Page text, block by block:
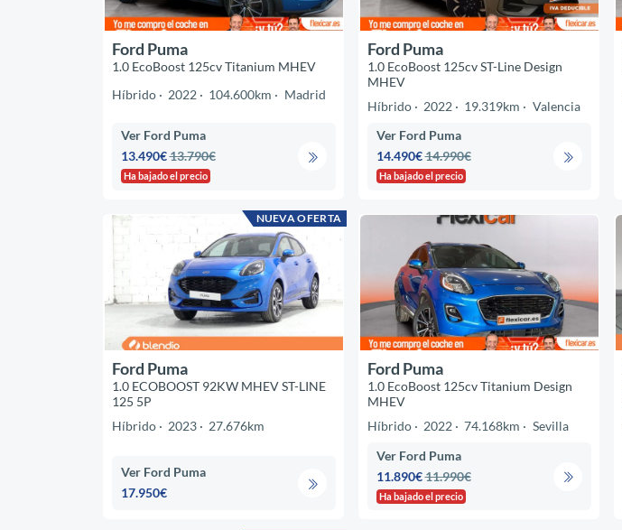
Ford Puma
1.0 EcoBoost 125cv Titanium MHEV
Híbrido
2022 104.600km Madrid
Ver Ford Puma
13.490€13.790€
Ha bajado el precio
Ford Puma
1.0 EcoBoost 125cv ST-Line Design
MHEV
Híbrido
2022 19.319km
Valencia
Ver Ford Puma
14.490€14.990€
Ha bajado el precio
NUEVA OFERTA
Ford Puma
1.0 ECOBOOST 92KW MHEV ST-LINE
125 5P
Híbrido
2023 27.676km
Ver Ford Puma
17.950€
Ford Puma
1.0 EcoBoost 125cv Titanium Design
MHEV
Híbrido
2022 74.168km
Sevilla
Ver Ford Puma
11.890€11.990€
Ha bajado el precio